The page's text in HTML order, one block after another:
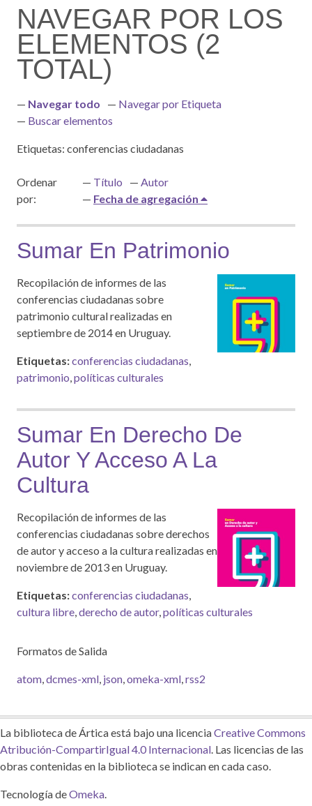
NAVEGAR POR LOS
ELEMENTOS (2
TOTAL)
Navegar todo
Navegar por Etiqueta
Buscar elementos
Etiquetas: conferencias ciudadanas
Ordenar
por:
Título
Autor
Fecha de agregación
Sumar En Patrimonio
Recopilación de informes de las
conferencias ciudadanas sobre
patrimonio cultural realizadas en
septiembre de 2014 en Uruguay.
Etiquetas:conferencias ciudadanas,
patrimonio,políticas culturales
Sumar En Derecho De
Autor Y Acceso A La
Cultura
Recopilación de informes de las
conferencias ciudadanas sobre derechos
de autor y acceso a la cultura realizadas en
noviembre de 2013 en Uruguay.
Etiquetas:conferencias ciudadanas,
cultura libre,derecho de autor,políticas culturales
Formatos de Salida
atom,dcmes-xml, json,omeka-xml,rss2
La biblioteca de Ártica está bajo una licenciaCreative Commons
Atribución-CompartirIgual 4.0 Internacional. Las licencias de las
obras contenidas en la biblioteca se indican en cada caso.
Tecnología deOmeka.